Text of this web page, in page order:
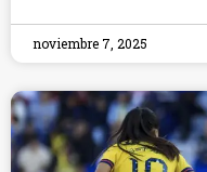
noviembre 7, 2025